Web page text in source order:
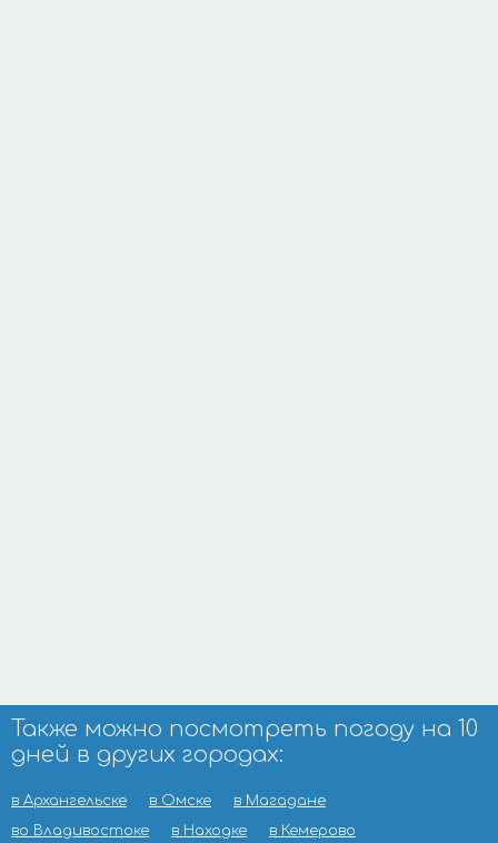
Также можно посмотреть погоду на 10
дней в других городах:
в Архангельске в Омске
в Магадане
во Владивостоке
в Находке в Кемерово